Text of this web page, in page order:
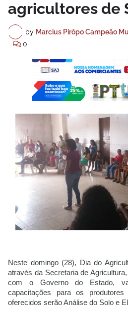
agricultores de
by Marcius Pirôpo Campeão
0
Neste domingo (28), Dia do
através da Secretaria de
com o Governo do Estado,
capacitações para os
oferecidos serão Análise do Solo e